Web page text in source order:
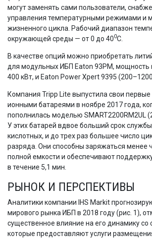
могут заменять сами пользователи,
управления температурными режимами и
жизненного цикла. Рабочий диапазон
окружающей среды — от 0 до 400C.
В качестве опций можно приобретать
для модульных ИБП Eaton 93PM, мощность
400 кВт, и Eaton Power Xpert 9395 (200–1200
Компания Tripp Lite выпустила свои
ионными батареями в ноябре 2017 года,
пополнилась моделью SMART2200RM2UL
У этих батарей вдвое больший срок
кислотных, и до трех раз большее число
разряда. Они способны заряжаться менее
полной емкости и обеспечивают
в течение 5,1 мин.
РЫНОК И ПЕРСПЕКТИВЫ
Аналитики компании IHS Markit
мирового рынка ИБП в 2018 году (рис. 1),
существенное влияние на его динамику
которые предоставляют услуги